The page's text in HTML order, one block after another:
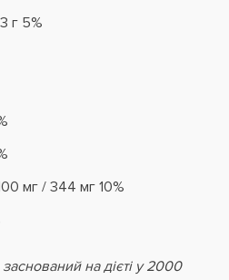
г 5%
мг / 344 мг 10%
на дієті у 2000